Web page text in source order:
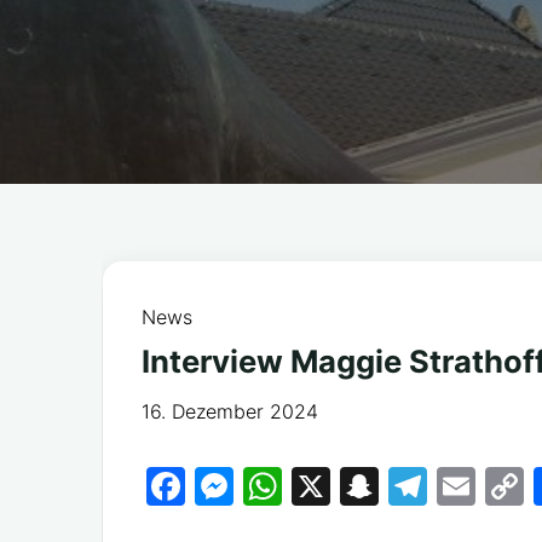
News
Interview Maggie
16. Dezember 2024
F M W X S T E